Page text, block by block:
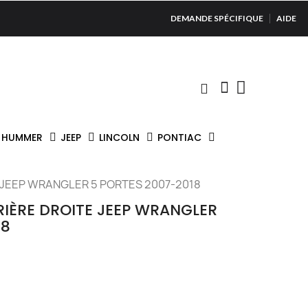
DEMANDE SPÉCIFIQUE AIDE
HUMMER JEEP LINCOLN PONTIAC
WRANGLER 5 PORTES 2007-2018
DROITE JEEP WRANGLER